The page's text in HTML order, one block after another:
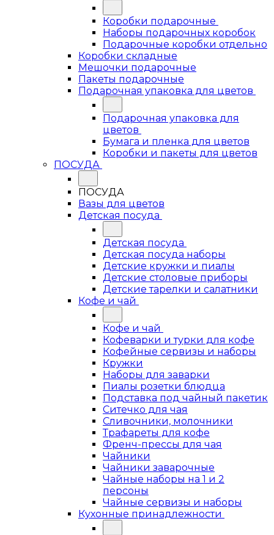
Коробки подарочные
Наборы подарочных коробок
Подарочные коробки отдельно
Коробки складные
Мешочки подарочные
Пакеты подарочные
Подарочная упаковка для цветов
Подарочная упаковка для
цветов
Бумага и пленка для цветов
Коробки и пакеты для цветов
ПОСУДА
ПОСУДА
Вазы для цветов
Детская посуда
Детская посуда
Детская посуда наборы
Детские кружки и пиалы
Детские столовые приборы
Детские тарелки и салатники
Кофе и чай
Кофе и чай
Кофеварки и турки для кофе
Кофейные сервизы и наборы
Кружки
Наборы для заварки
Пиалы розетки блюдца
Подставка под чайный пакетик
Ситечко для чая
Сливочники, молочники
Трафареты для кофе
Френч-прессы для чая
Чайники
Чайники заварочные
Чайные наборы на 1 и 2
персоны
Чайные сервизы и наборы
Кухонные принадлежности